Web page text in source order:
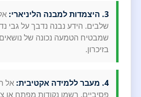
3. היצמדות למבנה הליניארי:
שלבים. הידע נבנה נדבך על גבי
שמבטיח הטמעה נכונה של
בזיכרון.
4. מעבר ללמידה אקטיבית:
אל
פסיביים. רשמו נקודות מפתח או